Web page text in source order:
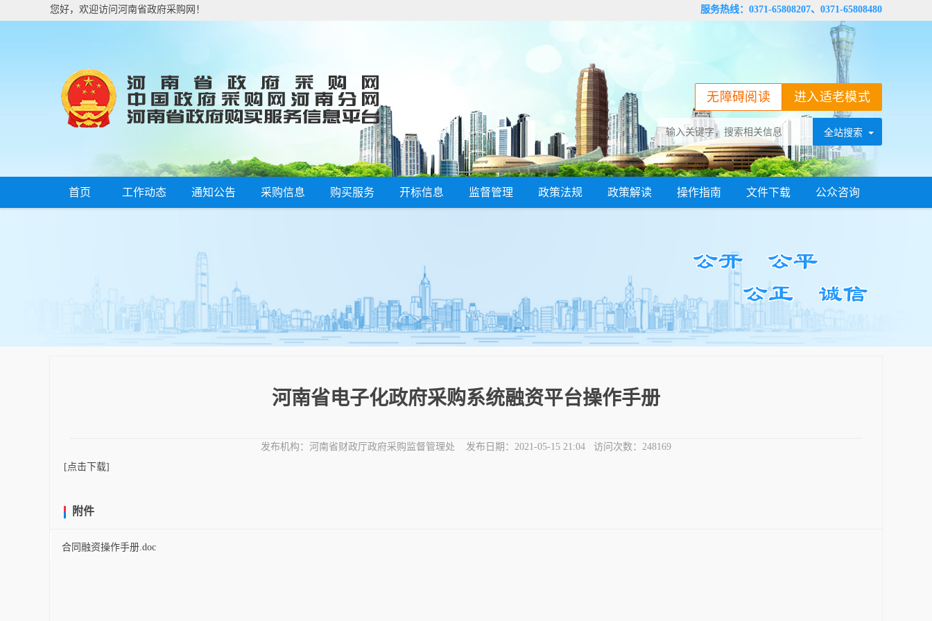
您好，欢迎访问河南省政府采购网！ 服务热线：0371-65808207、0371-65808480
进入适老模式
无障碍阅读
首页 工作动态 通知公告 采购信息 购买服务 开标信息 监督管理 政策法规 政策解读 操作指南 文件下载 公众咨询
河南省电子化政府采购系统融资平台操作手册
发布机构： 河南省财政厅政府采购监督管理处 发布日期： 2021-05-15 21:04 访问次数： 248169
[点击下载]
附件
合同融资操作手册.doc